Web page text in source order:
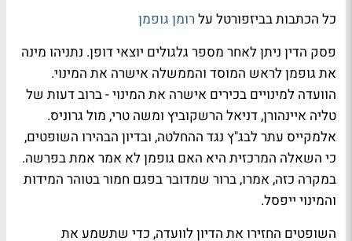
כל הכתבות בביזפורטל על רומן גופמן
פסק הדין ניתן לאחר מספר גלגולים יוצאי דופן. נתניהו מינה
את גופמן לראש המוסד והממשלה אישרה את המינוי.
הוועדה למינויים בכירים אישרה את המינוי - ברוב דעות של
טליה איינהורן, דניאל הרשקוביץ ומשה טרי, מול גרוניס.
אלמקייס עתר לבג"ץ נגד ההחלטה, ובדיון הבהירו השופטים,
כי השאלה המרכזית היא האם גופמן לא אמר אמת בפרשה.
במקרה כזה, אמרו, ברור שמדובר בפגם חמור בטוהר המידות
והמינוי ייפסל.
השופטים החזירו את הדיון לוועדה, כדי שתשמע את